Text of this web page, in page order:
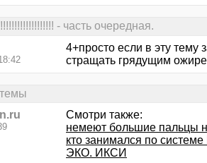
- часть очередная.
4+просто если в эту тему
стращать грядущим
Смотри также:
немеют большие пальцы
кто занимался по
ЭКО. ИКСИ